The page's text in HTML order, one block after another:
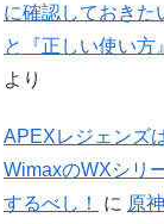
に確認しておきた
と『正しい使い方
より
APEXレジェンズ
WimaxのWXシリ
するべし！
に 原